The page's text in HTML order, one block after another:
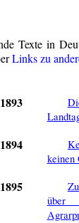
Texte in
Links zu
keinen